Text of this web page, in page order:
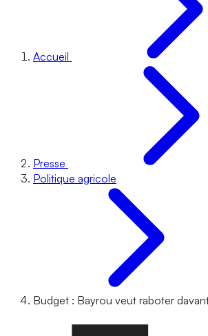
Accueil
Presse
Politique agricole
Budget : Bayrou veut raboter